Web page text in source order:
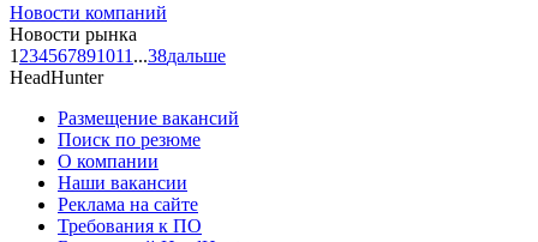
Новости компаний
Новости рынка
1 234567891011 ...38дальше
HeadHunter
Размещение вакансий
Поиск по резюме
О компании
Наши вакансии
Реклама на сайте
Требования к ПО